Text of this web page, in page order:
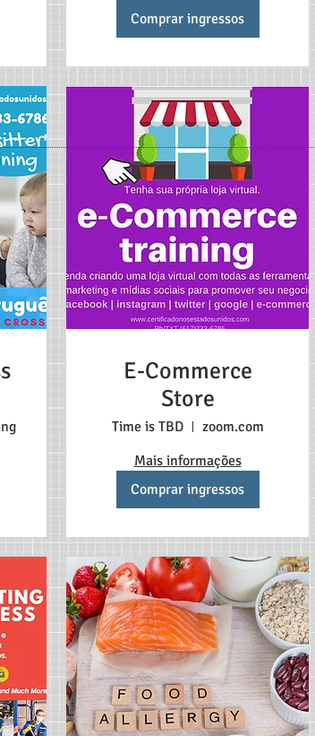
Comprar ingressos
E-Commerce
Store
Time is TBD
zoom.com
Mais informações
Comprar ingressos